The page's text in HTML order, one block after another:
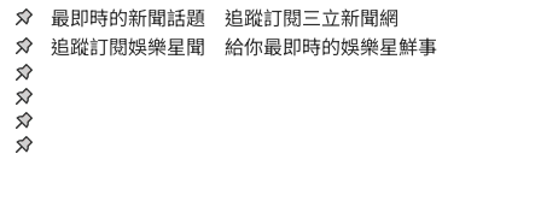
最即時的新聞話題 追蹤訂閱三立新聞網
追蹤訂閱娛樂星聞 給你最即時的娛樂星鮮事